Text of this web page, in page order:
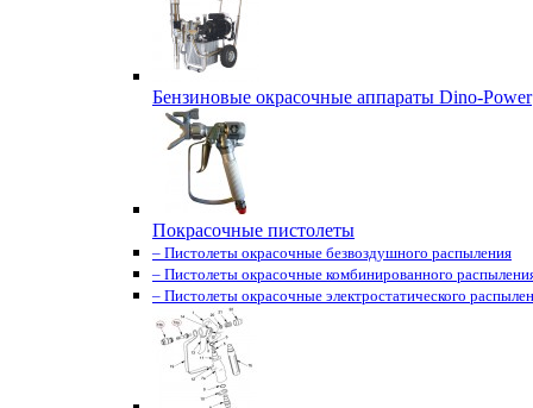
Бензиновые окрасочные аппараты Dino-Power
Покрасочные пистолеты
– Пистолеты окрасочные безвоздушного распыления
– Пистолеты окрасочные комбинированного
– Пистолеты окрасочные электростатического